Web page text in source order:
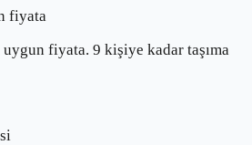
fiyata
fiyata. 9 kişiye kadar taşıma